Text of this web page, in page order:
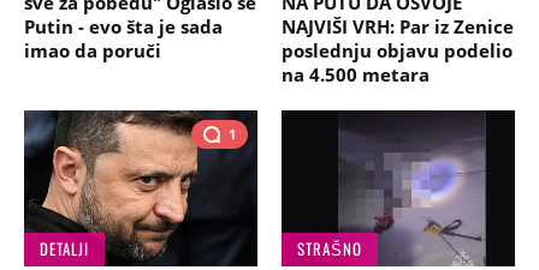
Putin - evo šta je sada
imao da poruči
NAJVIŠI VRH: Par iz Zenice
poslednju objavu podelio
na 4.500 metara
1
DETALJI
STRAŠNO